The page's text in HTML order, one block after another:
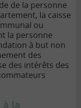
de la personne
la caisse
ou
la personne
à but non
des
des intérêts des
la